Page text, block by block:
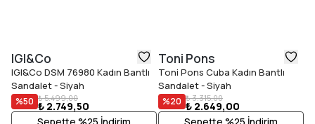
IGI&Co
IGI&Co DSM 76980 Kadın Bantlı
Sandalet - Siyah
%50 ₺ 5.499,00
₺ 2.749,50
Toni Pons
Toni Pons Cuba Kadın Bantlı
Sandalet - Siyah
%20 ₺ 3.315,00
₺ 2.649,00